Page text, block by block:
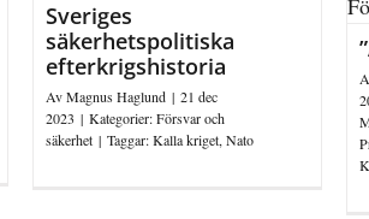
Sveriges
säkerhetspolitiska
efterkrigshistoria
AvMagnus Haglund | 21 dec
2023 | Kategorier:Försvar och
säkerhet | Taggar:Kalla kriget, Nato